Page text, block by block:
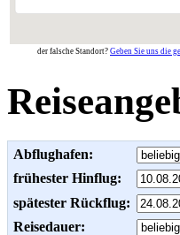
der falsche Standort? Geben Sie uns die
Abflughafen:
frühester Hinflug:
spätester Rückflug:
Reisedauer: